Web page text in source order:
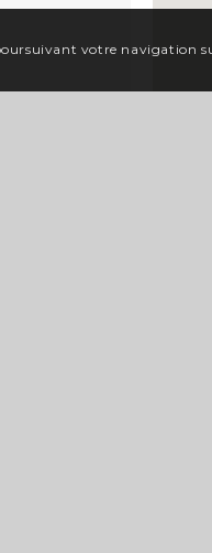
votre navigation